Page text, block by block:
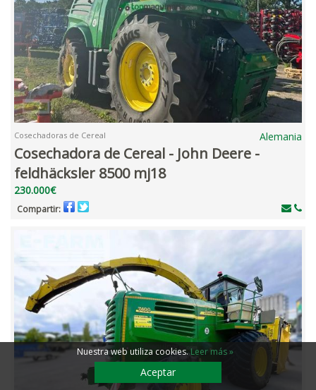
Cosechadoras de Cereal Alemania
Cosechadora de Cereal - John Deere -
feldhäcksler 8500 mj18
230.000€
Compartir:
Nuestra web utiliza cookies.Leer más »
Aceptar